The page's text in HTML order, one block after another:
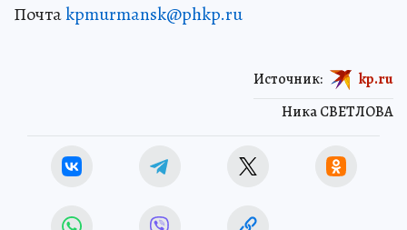
Почтаkpmurmansk@phkp.ru
Ника СВЕТЛОВА
Источник: kp.ru